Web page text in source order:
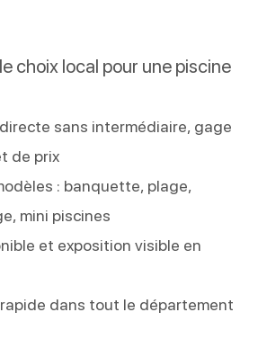
choix local pour une piscine
sans intermédiaire, gage
de prix
: banquette, plage,
mini piscines
et exposition visible en
dans tout le département